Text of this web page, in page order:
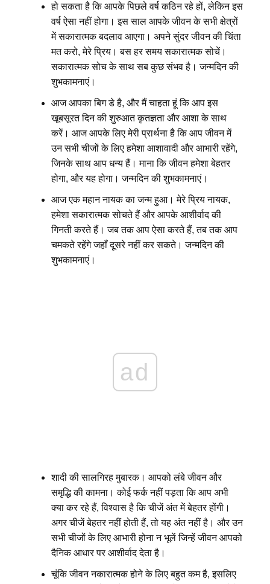
हो सकता है कि आपके पिछले वर्ष कठिन रहे हों, लेकिन इस
वर्ष ऐसा नहीं होगा। इस साल आपके जीवन के सभी क्षेत्रों
में सकारात्मक बदलाव आएगा। अपने सुंदर जीवन की चिंता
मत करो, मेरे प्रिय। बस हर समय सकारात्मक सोचें।
सकारात्मक सोच के साथ सब कुछ संभव है। जन्मदिन की
शुभकामनाएं।
आज आपका बिग डे है, और मैं चाहता हूं कि आप इस
खूबसूरत दिन की शुरुआत कृतज्ञता और आशा के साथ
करें। आज आपके लिए मेरी प्रार्थना है कि आप जीवन में
उन सभी चीजों के लिए हमेशा आशावादी और आभारी रहेंगे,
जिनके साथ आप धन्य हैं। माना कि जीवन हमेशा बेहतर
होगा, और यह होगा। जन्मदिन की शुभकामनाएं।
आज एक महान नायक का जन्म हुआ। मेरे प्रिय नायक,
हमेशा सकारात्मक सोचते हैं और आपके आशीर्वाद की
गिनती करते हैं। जब तक आप ऐसा करते हैं, तब तक आप
चमकते रहेंगे जहाँ दूसरे नहीं कर सकते। जन्मदिन की
शुभकामनाएं।
ad
शादी की सालगिरह मुबारक। आपको लंबे जीवन और
समृद्धि की कामना। कोई फर्क नहीं पड़ता कि आप अभी
क्या कर रहे हैं, विश्वास है कि चीजें अंत में बेहतर होंगी।
अगर चीजें बेहतर नहीं होती हैं, तो यह अंत नहीं है। और उन
सभी चीजों के लिए आभारी होना न भूलें जिन्हें जीवन आपको
दैनिक आधार पर आशीर्वाद देता है।
चूंकि जीवन नकारात्मक होने के लिए बहुत कम है, इसलिए